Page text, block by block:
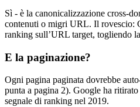
Sì - è la canonicalizzazione cross-
contenuti o migri URL. Il rovescio:
ranking sull’URL target, togliendo
E la paginazione?
Ogni pagina paginata dovrebbe
punta a pagina 2). Google ha ritirato
segnale di ranking nel 2019.